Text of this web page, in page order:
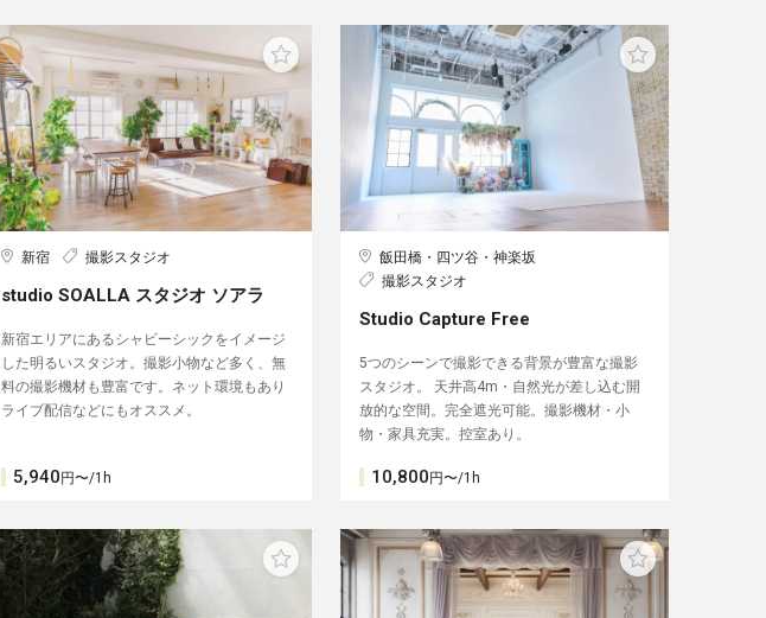
新宿 撮影スタジオ
studio SOALLA スタジオ ソアラ
新宿エリアにあるシャビーシックをイメージ
した明るいスタジオ。撮影小物など多く、無
料の撮影機材も豊富です。ネット環境もあり
ライブ配信などにもオススメ。
5,940 円〜/1h
飯田橋・四ツ谷・神楽坂
撮影スタジオ
Studio Capture Free
5つのシーンで撮影できる背景が豊富な撮影
スタジオ。 天井高4m・自然光が差し込む開
放的な空間。完全遮光可能。撮影機材・小
物・家具充実。控室あり。
10,800 円〜/1h